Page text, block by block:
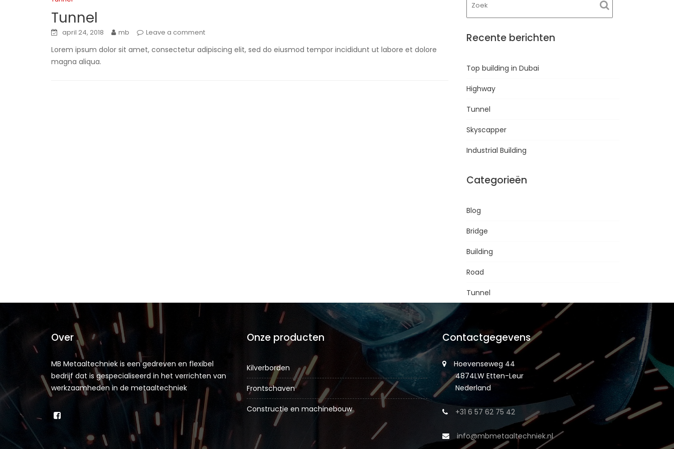
Tunnel
april 24, 2018 mb Leave a comment
Lorem ipsum dolor sit amet, consectetur adipiscing elit, sed do eiusmod tempor incididunt ut labore et dolore
magna aliqua.
Recente berichten
Top building in Dubai
Highway
Tunnel
Skyscapper
Industrial Building
Categorieën
Blog
Bridge
Building
Road
Tunnel
Over
MB Metaaltechniek is een gedreven en flexibel
bedrijf dat is gespecialiseerd in het verrichten van
werkzaamheden in de metaaltechniek
Onze producten
Kilverborden
Frontschaven
Constructie en machinebouw
Contactgegevens
Hoevenseweg 44
4874LW Etten-Leur
Nederland
+31 6 57 62 75 42
info@mbmetaaltechniek.nl